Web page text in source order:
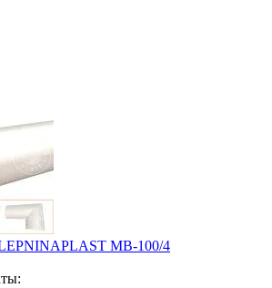
МВ-100/4